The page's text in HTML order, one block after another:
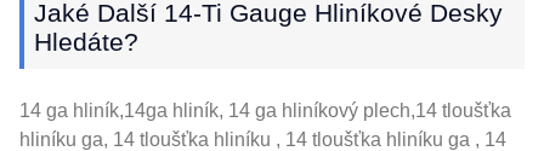
Jaké Další 14-Ti Gauge Hliníkové Desky
Hledáte?
14 ga hliník,14ga hliník, 14 ga hliníkový plech,14 tloušťka
hliníku ga, 14 tloušťka hliníku , 14 tloušťka hliníku ga , 14